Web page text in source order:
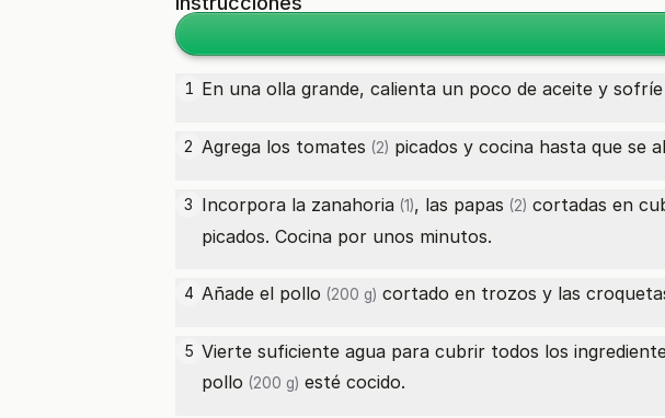
1 En una olla grande, calienta un poco de aceite y
2 Agrega los tomates (2) picados y cocina hasta que se
3 Incorpora la zanahoria (1), las papas (2) cortadas en
picados. Cocina por unos minutos.
4 Añade el pollo (200 g) cortado en trozos y las
5 Vierte suficiente agua para cubrir todos los
pollo (200 g) esté cocido.